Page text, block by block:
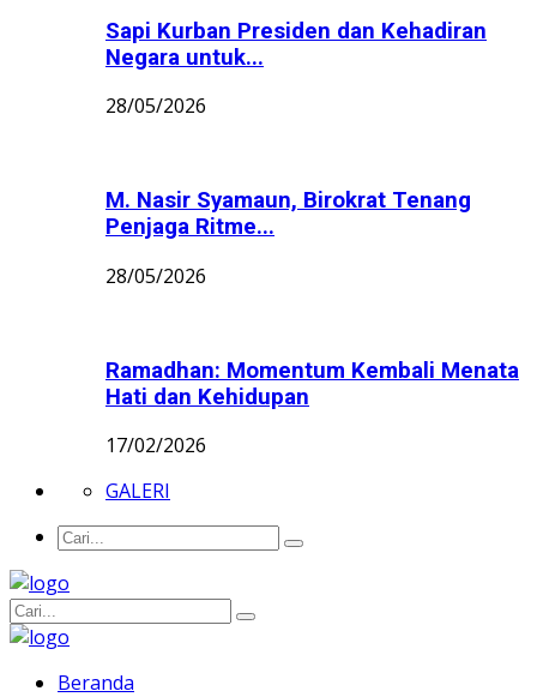
Sapi Kurban Presiden dan Kehadiran
Negara untuk...
28/05/2026
M. Nasir Syamaun, Birokrat Tenang
Penjaga Ritme...
28/05/2026
Ramadhan: Momentum Kembali Menata
Hati dan Kehidupan
17/02/2026
GALERI
Beranda